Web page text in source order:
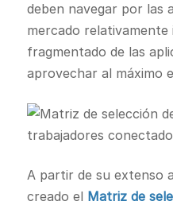
deben navegar por las
mercado
fragmentado de las
aprovechar al máximo
A partir de su extenso
creado el Matriz de